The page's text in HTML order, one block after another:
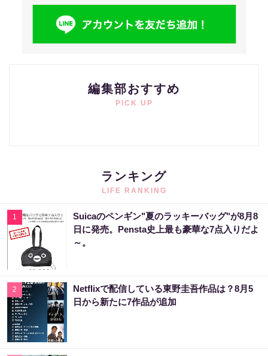
編集部おすすめ
PICK UP
ランキング
LIFE RANKING
1
Suicaのペンギン"夏のラッキーバッグ"が8月8
日に発売。Pensta史上最も豪華な7点入りだよ
～。
2
Netflixで配信している東野圭吾作品は？8月5
日から新たに7作品が追加